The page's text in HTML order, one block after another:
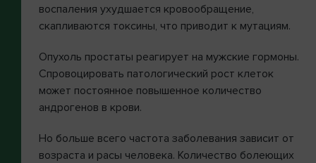
воспаления ухудшается кровообращение,
скапливаются токсины, что приводит к мутациям.
Опухоль простаты реагирует на мужские гормоны.
Спровоцировать патологический рост клеток
может постоянное повышенное количество
андрогенов в крови.
Но больше всего частота заболевания зависит от
возраста и расы человека. Количество болеющих